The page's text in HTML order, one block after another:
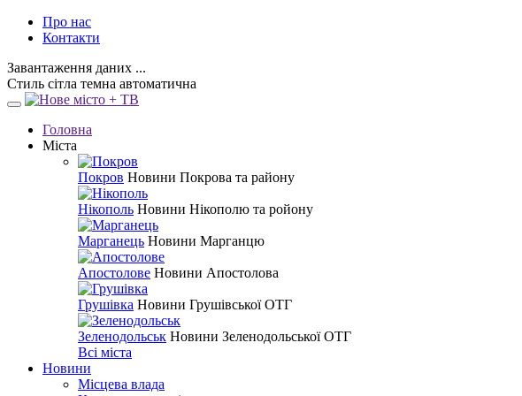
Про нас
Контакти
Завантаження даних ...
Стиль сітла темна автоматична
Головна
Міста
Покров Новини Покрова та району
Нікополь Новини Нікополю та ройону
Марганець Новини Марганцю
Апостолове Новини Апостолова
Грушівка Новини Грушівської ОТГ
Зеленодольськ Новини Зеленодольської ОТГ
Всі міста
Новини
Місцева влада